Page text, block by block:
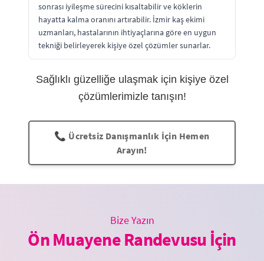
sonrası iyileşme sürecini kısaltabilir ve köklerin
hayatta kalma oranını artırabilir. İzmir kaş ekimi
uzmanları, hastalarının ihtiyaçlarına göre en uygun
tekniği belirleyerek kişiye özel çözümler sunarlar.
Sağlıklı güzelliğe ulaşmak için kişiye özel
çözümlerimizle tanışın!
📞 Ücretsiz Danışmanlık İçin Hemen
Arayın!
Bize Yazın
Ön Muayene Randevusu İçin